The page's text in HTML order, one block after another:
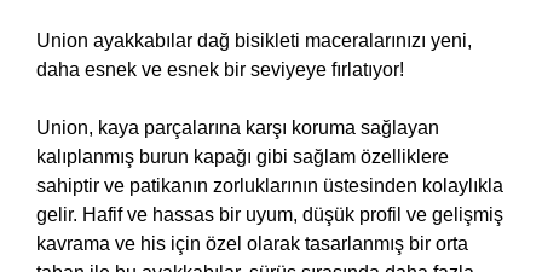
Union ayakkabılar dağ bisikleti maceralarınızı yeni,
daha esnek ve esnek bir seviyeye fırlatıyor!
Union, kaya parçalarına karşı koruma sağlayan
kalıplanmış burun kapağı gibi sağlam özelliklere
sahiptir ve patikanın zorluklarının üstesinden kolaylıkla
gelir. Hafif ve hassas bir uyum, düşük profil ve gelişmiş
kavrama ve his için özel olarak tasarlanmış bir orta